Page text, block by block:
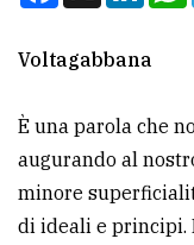
Per
la
pubblicità
CERCA
Voltagabbana
È una parola che
augurando al
minore
di ideali e principi.